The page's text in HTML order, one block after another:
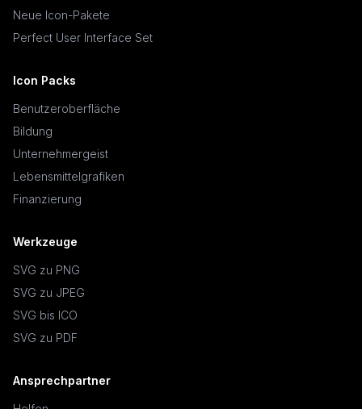
Neue Icon-Pakete
Perfect User Interface Set
Icon Packs
Benutzeroberfläche
Bildung
Unternehmergeist
Lebensmittelgrafiken
Finanzierung
Werkzeuge
SVG zu PNG
SVG zu JPEG
SVG bis ICO
SVG zu PDF
Ansprechpartner